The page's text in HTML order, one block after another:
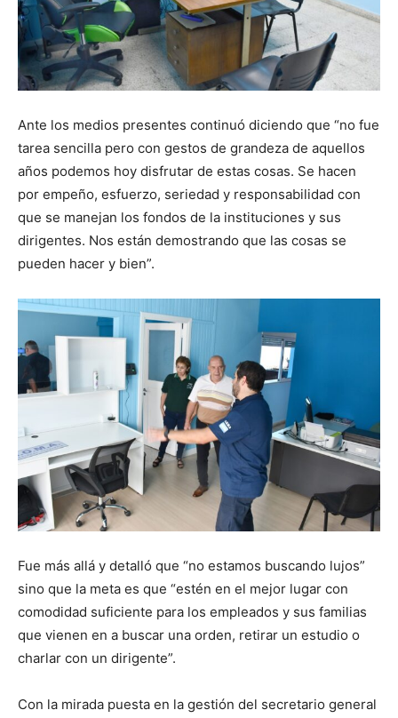
Ante los medios presentes continuó diciendo que “no fue
tarea sencilla pero con gestos de grandeza de aquellos
años podemos hoy disfrutar de estas cosas. Se hacen
por empeño, esfuerzo, seriedad y responsabilidad con
que se manejan los fondos de la instituciones y sus
dirigentes. Nos están demostrando que las cosas se
pueden hacer y bien”.
Fue más allá y detalló que “no estamos buscando lujos”
sino que la meta es que “estén en el mejor lugar con
comodidad suficiente para los empleados y sus familias
que vienen en a buscar una orden, retirar un estudio o
charlar con un dirigente”.
Con la mirada puesta en la gestión del secretario general